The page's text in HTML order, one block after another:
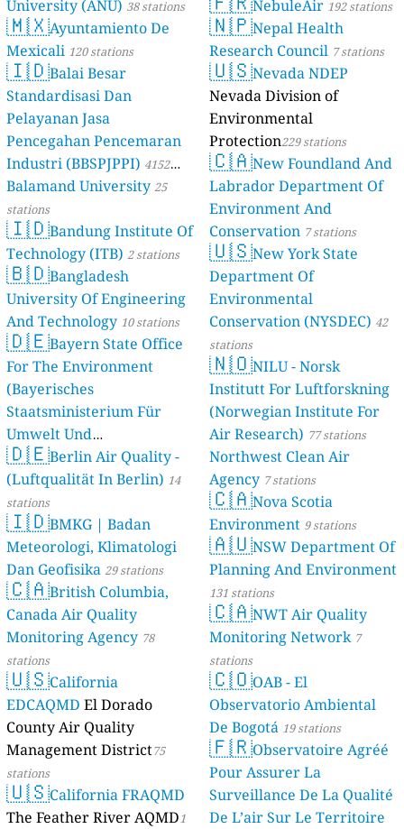
University (ANU) 38 stations
🇲🇽Ayuntamiento De
Mexicali 120 stations
🇮🇩Balai Besar
Standardisasi Dan
Pelayanan Jasa
Pencegahan Pencemaran
Industri (BBSPJPPI) 4152
stations
Balamand University25
stations
🇮🇩Bandung Institute Of
Technology (ITB) 2 stations
🇧🇩Bangladesh
University Of Engineering
And Technology 10 stations
🇩🇪Bayern State Office
For The Environment
(Bayerisches
Staatsministerium Für
Umwelt Und
Verbraucherschutz) - LfU
46 stations
🇩🇪Berlin Air Quality -
(Luftqualität In Berlin) 14
stations
🇮🇩BMKG | Badan
Meteorologi, Klimatologi
Dan Geofisika 29 stations
🇨🇦British Columbia,
Canada Air Quality
Monitoring Agency 78
stations
🇺🇸California
EDCAQMD El Dorado
County Air Quality
Management District75
stations
🇺🇸California FRAQMD
The Feather River AQMD1
NebuleAir 192 stations
🇳🇵Nepal Health
Research Council 7 stations
🇺🇸Nevada NDEP
Nevada Division of
Environmental
Protection229 stations
🇨🇦New Foundland And
Labrador Department Of
Environment And
Conservation 7 stations
🇺🇸New York State
Department Of
Environmental
Conservation (NYSDEC) 42
stations
🇳🇴NILU - Norsk
Institutt For Luftforskning
(Norwegian Institute For
Air Research) 77 stations
Northwest Clean Air
Agency 7 stations
🇨🇦Nova Scotia
Environment 9 stations
🇦🇺NSW Department Of
Planning And Environment
131 stations
🇨🇦NWT Air Quality
Monitoring Network 7
stations
🇨🇴OAB - El
Observatorio Ambiental
De Bogotá 19 stations
🇫🇷Observatoire Agréé
Pour Assurer La
Surveillance De La Qualité
De L’air Sur Le Territoire